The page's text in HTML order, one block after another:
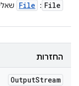
File
:
File
החזרות
OutputStream